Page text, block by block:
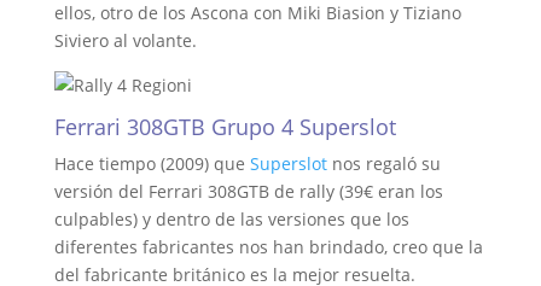
ellos, otro de los Ascona con Miki Biasion y Tiziano
Siviero al volante.
Ferrari 308GTB Grupo 4 Superslot
Hace tiempo (2009) que Superslotnos regaló su
versión del Ferrari 308GTB de rally (39€ eran los
culpables) y dentro de las versiones que los
diferentes fabricantes nos han brindado, creo que la
del fabricante británico es la mejor resuelta.